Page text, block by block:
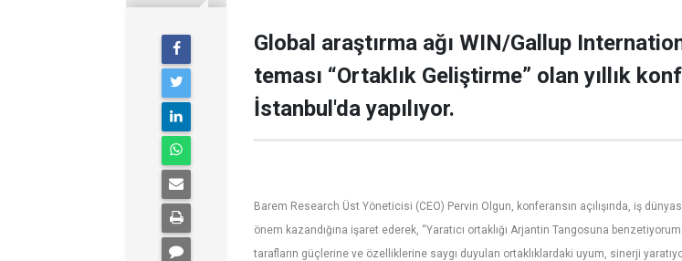
Global araştırma ağı WIN/Gallup
teması “Ortaklık Geliştirme” olan yıllık
İstanbul'da yapılıyor.
Barem Research Üst Yöneticisi (CEO) Pervin Olgun, konferansın açılışında, iş
önem kazandığına işaret ederek, “Yaratıcı ortaklığı Arjantin Tangosuna
tarafların güçlerine ve özelliklerine saygı duyulan ortaklıklardaki uyum, sinerji